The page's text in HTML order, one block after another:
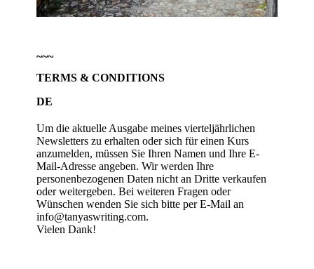
~~~
TERMS & CONDITIONS
DE
Um die aktuelle Ausgabe meines vierteljährlichen
Newsletters zu erhalten oder sich für einen Kurs
anzumelden, müssen Sie Ihren Namen und Ihre E-
Mail-Adresse angeben. Wir werden Ihre
personenbezogenen Daten nicht an Dritte verkaufen
oder weitergeben. Bei weiteren Fragen oder
Wünschen wenden Sie sich bitte per E-Mail an
info@tanyaswriting.com.
Vielen Dank!